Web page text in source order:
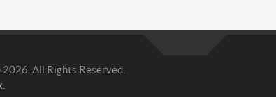
All Rights Reserved.